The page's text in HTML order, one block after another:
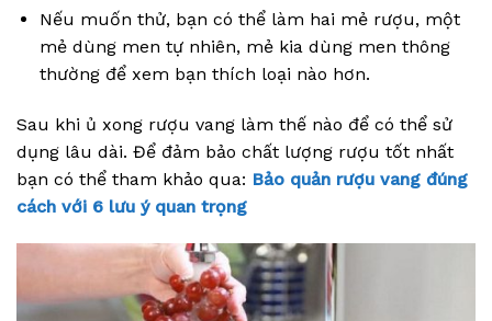
Nếu muốn thử, bạn có thể làm hai mẻ rượu, một
mẻ dùng men tự nhiên, mẻ kia dùng men thông
thường để xem bạn thích loại nào hơn.
Sau khi ủ xong rượu vang làm thế nào để có thể sử
dụng lâu dài. Để đảm bảo chất lượng rượu tốt nhất
bạn có thể tham khảo qua: Bảo quản rượu vang đúng
cách với 6 lưu ý quan trọng